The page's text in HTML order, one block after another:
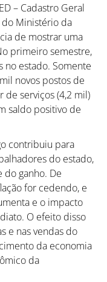
– Cadastro Geral
do Ministério da
de mostrar uma
primeiro semestre,
no estado. Somente
novos postos de
de serviços (4,2 mil)
saldo positivo de
contribuiu para
do estado,
do ganho. De
for cedendo, e
e o impacto
O efeito disso
e nas vendas do
da economia
da